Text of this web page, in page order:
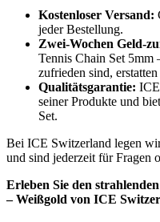
Kostenloser Versand:
jeder Bestellung.
Zwei-Wochen Geld-
Tennis Chain Set
zufrieden sind,
Qualitätsgarantie:
seiner Produkte und
Set.
Bei ICE Switzerland legen
und sind jederzeit für Fragen
Erleben Sie den
– Weißgold von ICE